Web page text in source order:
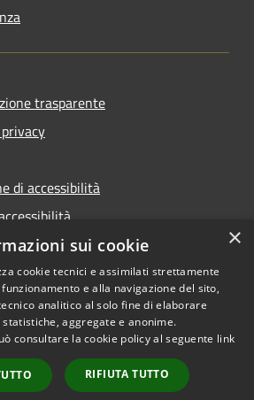
trasparente
di accessibilità
Copyright © 2026 • Comune di
Marsala • Powered by
Municipium•
Accesso
redazione
×
sui cookie
cookie tecnici e assimilati strettamente
e alla navigazione del sito,
analitico al solo fine di elaborare
aggregate e anonime.
consultare la cookie policy al seguente link
RIFIUTA TUTTO